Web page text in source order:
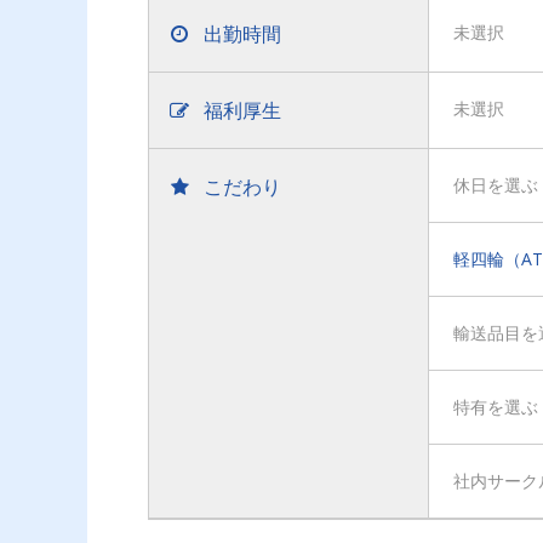
出勤時間 未選択
福利厚生 未選択
こだわり 休日を選ぶ
軽四輪（AT
輸送品目を
特有を選ぶ
社内サーク